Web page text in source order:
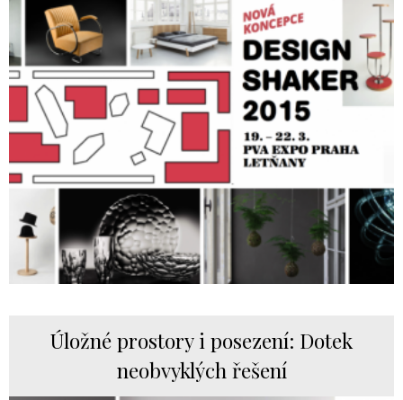
Úložné prostory i posezení: Dotek
neobvyklých řešení